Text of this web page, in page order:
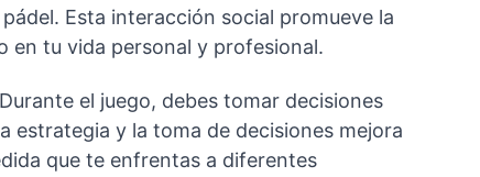
Esta interacción social promueve la
en tu vida personal y profesional.
el juego, debes tomar decisiones
estrategia y la toma de decisiones mejora
que te enfrentas a diferentes